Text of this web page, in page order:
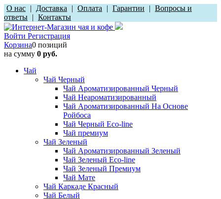
О нас | Доставка | Оплата | Гарантии | Вопросы и
ответы | Контакты
Войти Регистрация
Корзина0 позиций
на сумму 0 руб.
Чай
Чай Черный
Чай Ароматизированный Черный
Чай Неароматизированный
Чай Ароматизированный На Основе
Ройбоса
Чай Черный Eco-line
Чай премиум
Чай Зеленый
Чай Ароматизированный Зеленый
Чай Зеленый Eco-line
Чай Зеленый Премиум
Чай Мате
Чай Каркаде Красный
Чай Белый